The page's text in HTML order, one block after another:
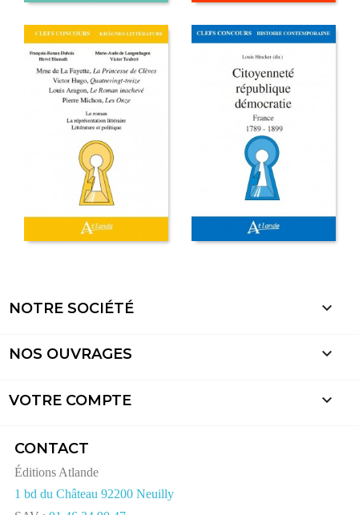
NOTRE SOCIÉTÉ 
NOS OUVRAGES 
VOTRE COMPTE 
CONTACT
Éditions Atlande
1 bd du Château 92200 Neuilly